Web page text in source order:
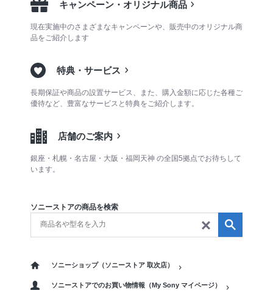
キャンペーン・オリジナル商品
現在実施中のさまざまなキャンペーンや、販売中のオリジナル商
品をご紹介します
特典・サービス
長期保証や商品の設置サービス、また、購入金額に応じた各種ご
優待など、豊富なサービスと特典をご紹介します。
店舗のご案内
銀座・札幌・名古屋・大阪・福岡天神 の全国5拠点でお待ちして
います。
ソニーストアの商品を検索
ソニーショップ（ソニーストア 取次店）
ソニーストアでのお買い物情報（My Sony マイページ）